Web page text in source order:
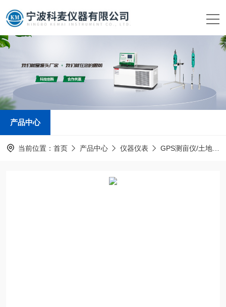
产品中心
当前位置： 首页 产品中心 仪器仪表 GPS测亩仪/土地面积测量仪